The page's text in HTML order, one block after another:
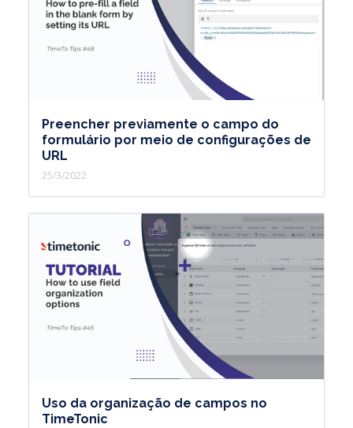
Preencher previamente o campo do
formulário por meio de configurações de
URL
25/3/2022
Uso da organização de campos no
TimeTonic